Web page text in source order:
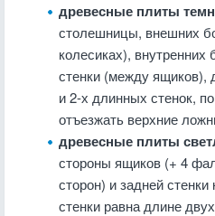
древесные плиты
столешницы, внешних
колесиках),
стенки (между ящиков),
и 2-х длинных стенок,
отъезжать верхние
древесные плиты
стороны ящиков (+ 4
сторон) и задней
стенки равна длине